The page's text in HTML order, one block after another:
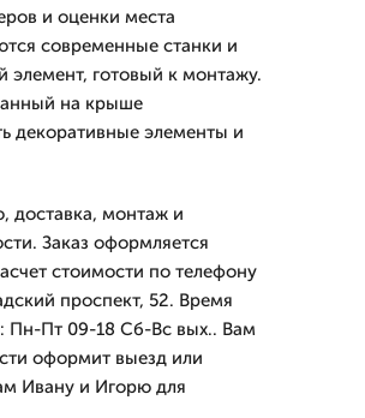
и оценки места
современные станки и
элемент, готовый к монтажу.
на крыше
декоративные элементы и
доставка, монтаж и
Заказ оформляется
стоимости по телефону
проспект, 52. Время
Пн-Пт 09-18 Сб-Вс вых.. Вам
оформит выезд или
Ивану и Игорю для